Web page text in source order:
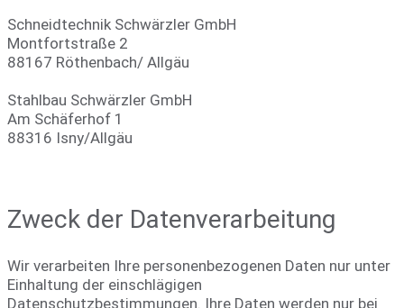
Schneidtechnik Schwärzler GmbH
Montfortstraße 2
88167 Röthenbach/ Allgäu
Stahlbau Schwärzler GmbH
Am Schäferhof 1
88316 Isny/Allgäu
Zweck der Datenverarbeitung
Wir verarbeiten Ihre personenbezogenen Daten nur unter
Einhaltung der einschlägigen
Datenschutzbestimmungen. Ihre Daten werden nur bei